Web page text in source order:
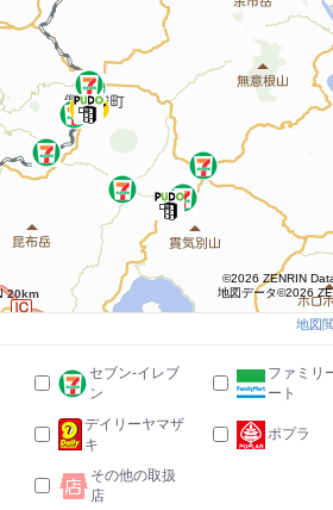
20km
©2026 ZENRIN
地図データ©2026
地図
セブン-イレブ
ン
ファミリ
ート
デイリーヤマザ
キ
ポプラ
その他の取扱
店